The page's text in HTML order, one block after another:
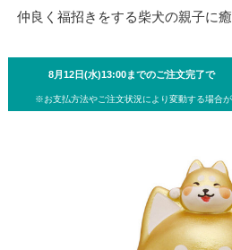
仲良く福招きをする柴犬の親子に癒